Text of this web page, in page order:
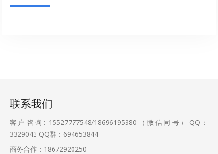
联系我们
客户咨询: 15527777548/18696195380（微信同号）QQ：
3329043 QQ群：694653844
商务合作：18672920250